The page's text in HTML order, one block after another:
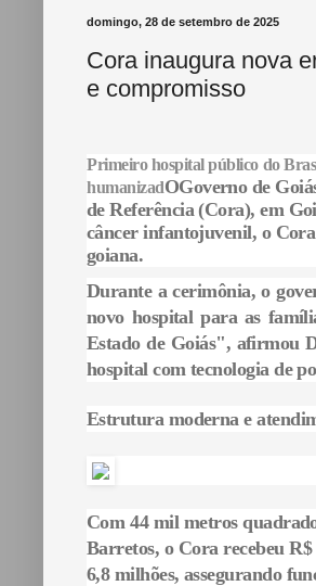
domingo, 28 de setembro de 2025
Cora inaugura nova
e compromisso
Primeiro hospital público do
humanizadOGoverno de
de Referência (Cora), em
câncer infantojuvenil, o
goiana.
Durante a cerimônia, o
novo hospital para as
Estado de Goiás", afirmou
hospital com tecnologia de
Estrutura moderna e
Com 44 mil metros
Barretos, o Cora recebeu
6,8 milhões, assegurando